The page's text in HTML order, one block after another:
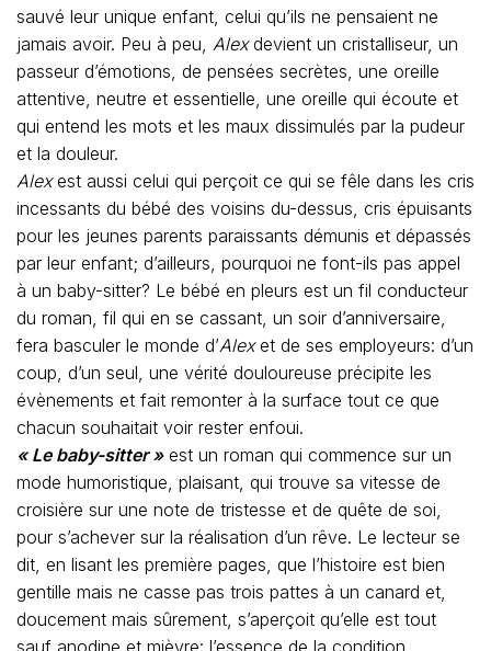
sauvé leur unique enfant, celui qu’ils ne pensaient ne
jamais avoir. Peu à peu, Alexdevient un cristalliseur, un
passeur d’émotions, de pensées secrètes, une oreille
attentive, neutre et essentielle, une oreille qui écoute et
qui entend les mots et les maux dissimulés par la pudeur
et la douleur.
Alexest aussi celui qui perçoit ce qui se fêle dans les cris
incessants du bébé des voisins du-dessus, cris épuisants
pour les jeunes parents paraissants démunis et dépassés
par leur enfant; d’ailleurs, pourquoi ne font-ils pas appel
à un baby-sitter? Le bébé en pleurs est un fil conducteur
du roman, fil qui en se cassant, un soir d’anniversaire,
fera basculer le monde d’Alexet de ses employeurs: d’un
coup, d’un seul, une vérité douloureuse précipite les
évènements et fait remonter à la surface tout ce que
chacun souhaitait voir rester enfoui.
« Le baby-sitter »est un roman qui commence sur un
mode humoristique, plaisant, qui trouve sa vitesse de
croisière sur une note de tristesse et de quête de soi,
pour s’achever sur la réalisation d’un rêve. Le lecteur se
dit, en lisant les première pages, que l’histoire est bien
gentille mais ne casse pas trois pattes à un canard et,
doucement mais sûrement, s’aperçoit qu’elle est tout
sauf anodine et mièvre: l’essence de la condition